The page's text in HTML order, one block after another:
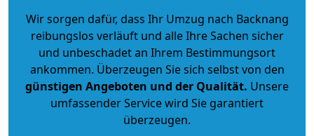
Wir sorgen dafür, dass Ihr Umzug nach Backnang
reibungslos verläuft und alle Ihre Sachen sicher
und unbeschadet an Ihrem Bestimmungsort
ankommen. Überzeugen Sie sich selbst von den
günstigen Angeboten und der Qualität. Unsere
umfassender Service wird Sie garantiert
überzeugen.